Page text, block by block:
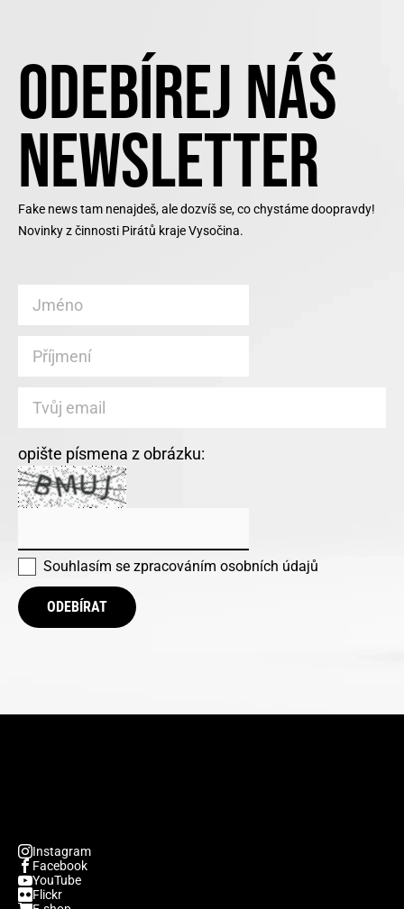
ODEBÍREJ NÁŠ
NEWSLETTER
Fake news tam nenajdeš, ale dozvíš se, co chystáme doopravdy!
Novinky z činnosti Pirátů kraje Vysočina.
opište písmena z obrázku:
Souhlasím se zpracováním osobních údajů
ODEBÍRAT
Instagram
Facebook
YouTube
Flickr